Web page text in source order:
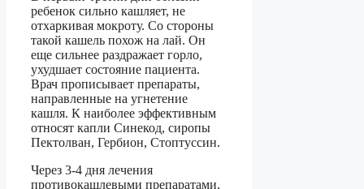
ребенок сильно кашляет, не
отхаркивая мокроту. Со стороны
такой кашель похож на лай. Он
еще сильнее раздражает горло,
ухудшает состояние пациента.
Врач прописывает препараты,
направленные на угнетение
кашля. К наиболее эффективным
относят капли Синекод, сиропы
Пектолван, Гербион, Стоптуссин.
Через 3-4 дня лечения
противокашлевыми препаратами,